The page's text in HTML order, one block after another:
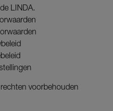
LINDA.
voorbehouden